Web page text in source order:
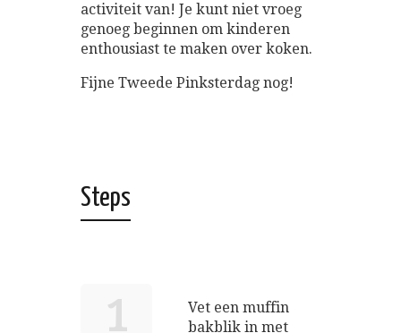
activiteit van! Je kunt niet vroeg
genoeg beginnen om kinderen
enthousiast te maken over koken.
Fijne Tweede Pinksterdag nog!
Steps
1
Vet een muffin
bakblik in met